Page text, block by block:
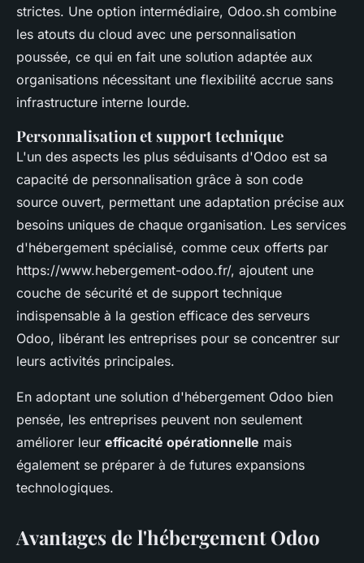
strictes. Une option intermédiaire, Odoo.sh combine
les atouts du cloud avec une personnalisation
poussée, ce qui en fait une solution adaptée aux
organisations nécessitant une flexibilité accrue sans
infrastructure interne lourde.
Personnalisation et support technique
L'un des aspects les plus séduisants d'Odoo est sa
capacité de personnalisation grâce à son code
source ouvert, permettant une adaptation précise aux
besoins uniques de chaque organisation. Les services
d'hébergement spécialisé, comme ceux offerts par
https://www.hebergement-odoo.fr/, ajoutent une
couche de sécurité et de support technique
indispensable à la gestion efficace des serveurs
Odoo, libérant les entreprises pour se concentrer sur
leurs activités principales.
En adoptant une solution d'hébergement Odoo bien
pensée, les entreprises peuvent non seulement
améliorer leur efficacité opérationnelle mais
également se préparer à de futures expansions
technologiques.
Avantages de l'hébergement Odoo